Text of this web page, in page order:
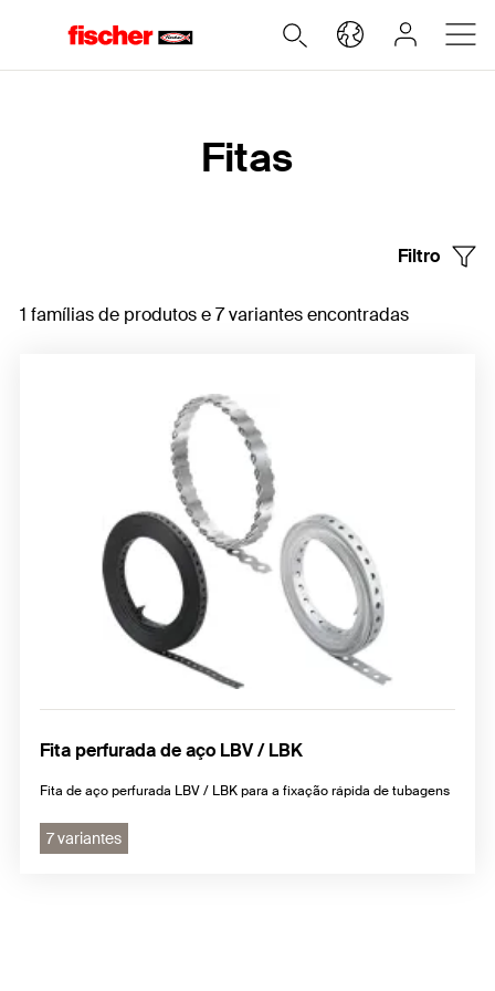
Fitas
Filtro
1 famílias de produtos e 7 variantes encontradas
Fita perfurada de aço LBV / LBK
Fita de aço perfurada LBV / LBK para a fixação rápida de tubagens
7 variantes